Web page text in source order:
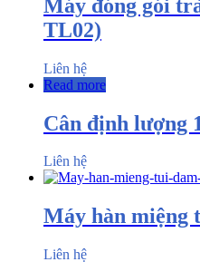
Máy đóng gói
TL02)
Liên hệ
Read more
Cân định lượng
Liên hệ
Máy hàn miệng
Liên hệ